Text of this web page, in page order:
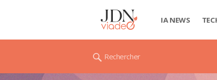
IA NEWS
Rechercher